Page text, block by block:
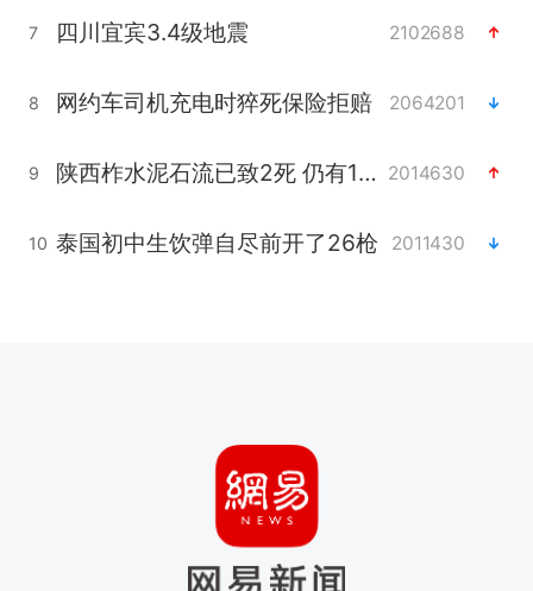
7 四川宜宾3.4级地震 2102688
8 网约车司机充电时猝死保险拒赔 2064201
9 陕西柞水泥石流已致2死 仍有1人失联 2014630
10 泰国初中生饮弹自尽前开了26枪 2011430